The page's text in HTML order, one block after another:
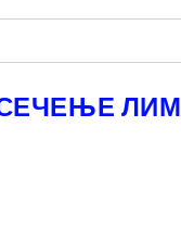
СЕЧЕЊЕ ЛИМ